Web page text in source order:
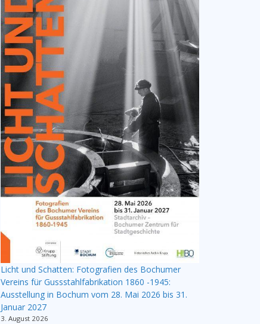
Licht und Schatten: Fotografien des Bochumer
Vereins für Gussstahlfabrikation 1860 -1945:
Ausstellung in Bochum vom 28. Mai 2026 bis 31.
Januar 2027
3. August 2026